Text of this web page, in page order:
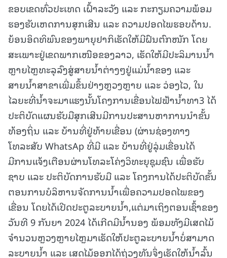
ຂອບເຂດທົ່ວປະເທດ ເຝົ້າລະວັງ ແລະ ກະກຽມຄວາມພ້ອມ
ຮອງຮັບເຫດການສຸກເສີນ ແລະ ຄວາມປອດໄພຮອບດ້ານ.
ຍ້ອນອິດທິພົນຂອງພາຍຸຢາກິເຮັດໃຫ້ມີຝົນຕົກໜັກ ໂດຍ
ສະເພາະຢູ່ເຂດພາກເໜືອຂອງລາວ, ເຮັດໃຫ້ມີປະລິມານນ້ຳ
ຫຼາຍໄຫຼທະລຸລົງສູ່ສາຍນ້ຳຕ່າງໆຢູ່ແມ່ນໍ້າຂອງ ແລະ
ສາຍນໍ້າສາຂາເພີ່ມຂຶ້ນຢ່າງຫຼວງຫຼາຍ ແລະ ວ່ອງໄວ, ໃນ
ໄລຍະທີ່ນໍ້າຈະມາແຮງນັ້ນໂຄງການເຂື່ອນໄຟຟ້ານ້ຳທາ3 ໄດ້
ປະຕິບັດແຜນຮັບມືສຸກເສີນມີການປະສານຫາການນໍາຂັ້ນ
ທ້ອງຖິ່ນ ແລະ ບ້ານທີ່ຢູ່ທ້າຍເຂື່ອນ (ຜ່ານຊ່ອງທາງ
ໂທລະສັບ WhatsAp ທີ່ມີ ແລະ ບ້ານທີ່ຢູ່ລຸ່ມເຂື່ອນໄດ້
ມີການແຈ້ງເຕືອນຜ່ານໂທລະໂຄ່ງວິທະຍຸຊຸມຊົນ ເພື່ອຮັບ
ຊາບ ແລະ ປະຕິບັດການຮັບມື ແລະ ໂຄງການໄດ້ປະຕິບັດຂັ້ນ
ຕອນການບໍລິຫານຈັດການນ້ຳເພື່ອຄວາມປອດໄພຂອງ
ເຂື່ອນ ໂດຍໄດ້ເປີດປະຕູລະບາຍນ້ຳ,ແຕ່ມາເຖິງຕອນເຊົ້າຂອງ
ວັນທີ 9 ກັນຍາ 2024 ໄດ້ເກີດມີນໍ້ານອງ ພ້ອມທັງມີເສດໄມ້
ຈຳນວນຫຼວງຫຼາຍໄຫຼມາເຮັດໃຫ້ປະຕູລະບາຍນໍ້າບໍ່ສາມາດ
ລະບາຍນ້ຳ ແລະ ເສດໄມ້ອອກໄດ້ຖ່ວງທັນຈຶ່ງເຮັດໃຫ້ນໍ້າລົ້ນ